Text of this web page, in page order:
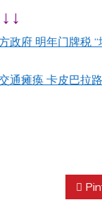
政府 明年门牌税 “
通瘫痪 卡皮巴拉